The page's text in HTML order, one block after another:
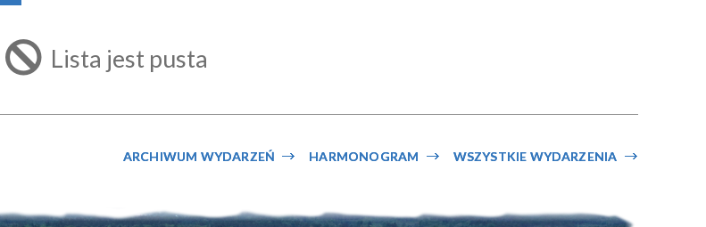
Miejsce
filtr
Lista jest pusta
WSZYSTKIE WYDARZENIA
HARMONOGRAM
ARCHIWUM WYDARZEŃ